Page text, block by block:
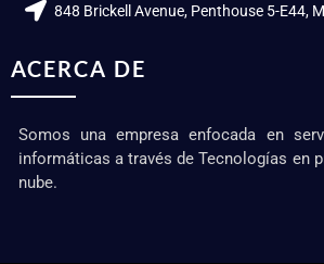
848 Brickell Avenue, Penthouse 5-E44,
ACERCA DE
Somos una empresa enfocada en
informáticas a través de Tecnologías en
nube.